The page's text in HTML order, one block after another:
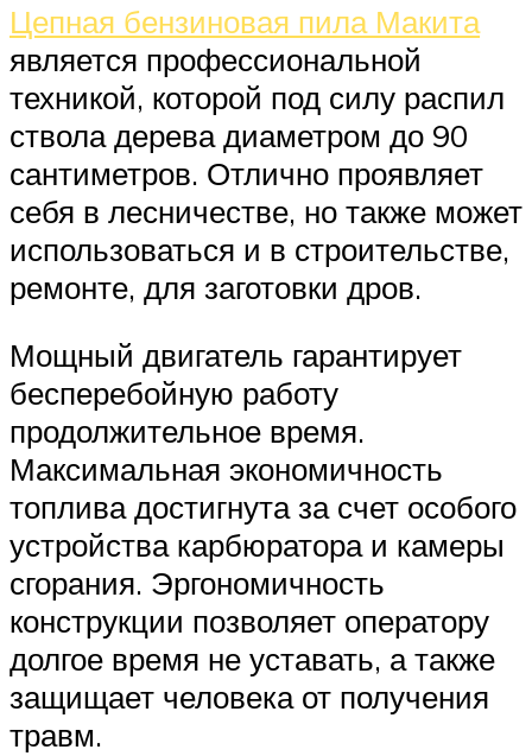
Цепная бензиновая пила Макита
является профессиональной
техникой, которой под силу распил
ствола дерева диаметром до 90
сантиметров. Отлично проявляет
себя в лесничестве, но также может
использоваться и в строительстве,
ремонте, для заготовки дров.
Мощный двигатель гарантирует
бесперебойную работу
продолжительное время.
Максимальная экономичность
топлива достигнута за счет особого
устройства карбюратора и камеры
сгорания. Эргономичность
конструкции позволяет оператору
долгое время не уставать, а также
защищает человека от получения
травм.